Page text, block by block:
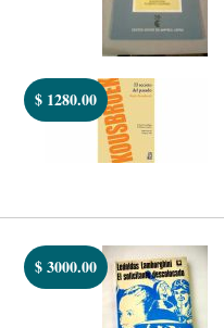
$ 1280.00
$3000.00